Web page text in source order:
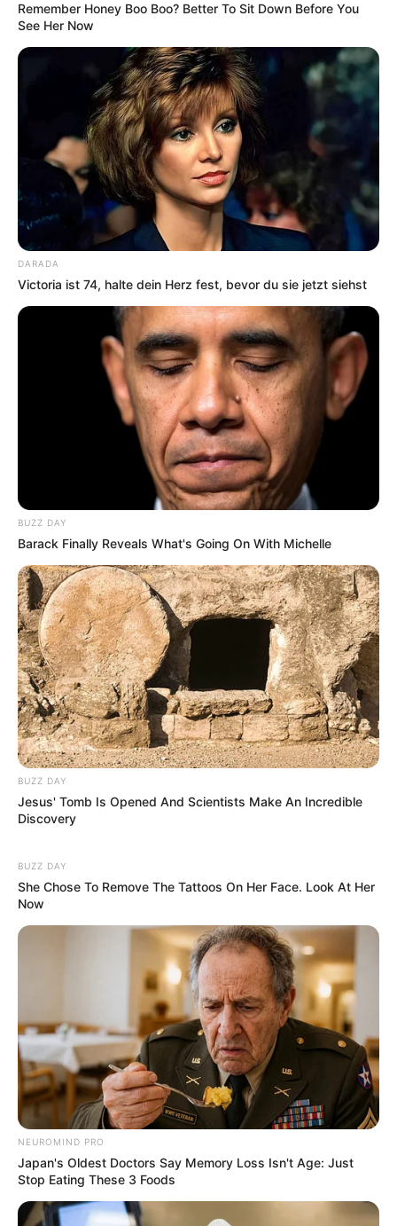
Remember Honey Boo Boo? Better To Sit Down Before You
See Her Now
DARADA
Victoria ist 74, halte dein Herz fest, bevor du sie jetzt siehst
BUZZ DAY
Barack Finally Reveals What's Going On With Michelle
BUZZ DAY
Jesus' Tomb Is Opened And Scientists Make An Incredible
Discovery
BUZZ DAY
She Chose To Remove The Tattoos On Her Face. Look At Her
Now
NEUROMIND PRO
Japan's Oldest Doctors Say Memory Loss Isn't Age: Just
Stop Eating These 3 Foods